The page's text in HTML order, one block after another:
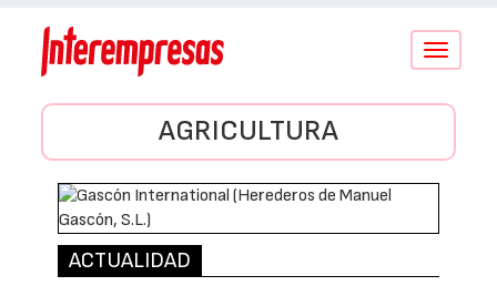
Conmutar
AGRICULTURA
ACTUALIDAD